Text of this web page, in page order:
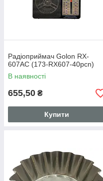
Радіоприймач Golon RX-
607AC (173-RX607-40pcn)
В наявності
655,50 ₴
Купити